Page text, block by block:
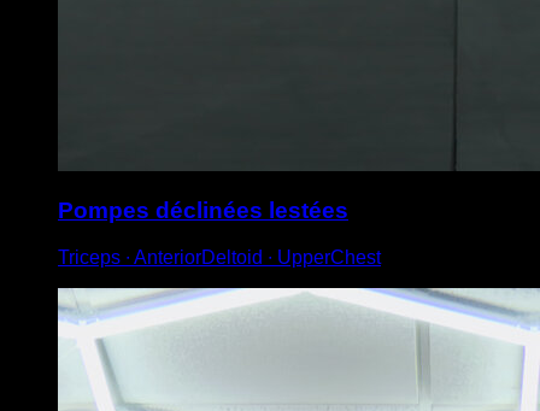
Pompes déclinées lestées
Triceps ∙ AnteriorDeltoid ∙ UpperChest